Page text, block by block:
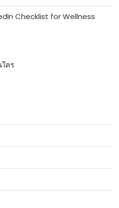
Checklist for Wellness
คร